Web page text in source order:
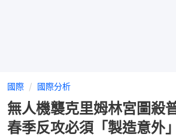
國際 國際分析
無人機襲克里姆林宮圖
春季反攻必須「製造意外」